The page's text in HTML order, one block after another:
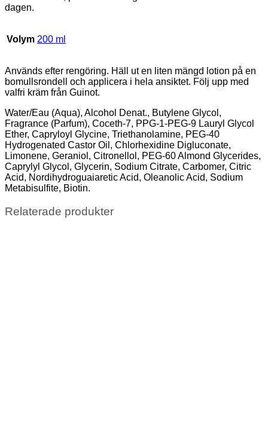
dagen.
Volym 200 ml
Används efter rengöring. Häll ut en liten mängd lotion på en
bomullsrondell och applicera i hela ansiktet. Följ upp med
valfri kräm från Guinot.
Water/Eau (Aqua), Alcohol Denat., Butylene Glycol,
Fragrance (Parfum), Coceth-7, PPG-1-PEG-9 Lauryl Glycol
Ether, Capryloyl Glycine, Triethanolamine, PEG-40
Hydrogenated Castor Oil, Chlorhexidine Digluconate,
Limonene, Geraniol, Citronellol, PEG-60 Almond Glycerides,
Caprylyl Glycol, Glycerin, Sodium Citrate, Carbomer, Citric
Acid, Nordihydroguaiaretic Acid, Oleanolic Acid, Sodium
Metabisulfite, Biotin.
Relaterade produkter